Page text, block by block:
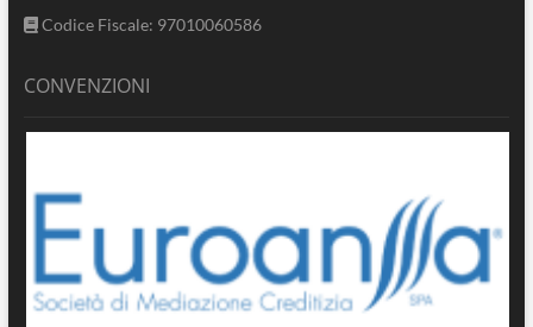
Codice Fiscale: 97010060586
CONVENZIONI